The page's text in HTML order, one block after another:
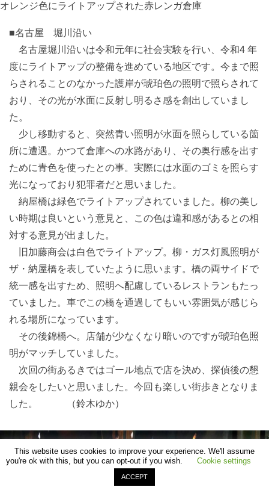
オレンジ色にライトアップされた赤レンガ倉庫
■名古屋 堀川沿い
名古屋堀川沿いは令和元年に社会実験を行い、令和4 年
度にライトアップの整備を進めている地区です。今まで照
らされることのなかった護岸が琥珀色の照明で照らされて
おり、その光が水面に反射し明るさ感を創出していまし
た。
少し移動すると、突然青い照明が水面を照らしている箇
所に遭遇。かつて倉庫への水路があり、その奥行感を出す
ために青色を使ったとの事。実際には水面のゴミを照らす
光になっており犯罪者だと思いました。
納屋橋は緑色でライトアップされていました。柳の美し
い時期は良いという意見と、この色は違和感があるとの相
対する意見が出ました。
旧加藤商会は白色でライトアップ。柳・ガス灯風照明が
ザ・納屋橋を表していたように思います。橋の両サイドで
統一感を出すため、照明へ配慮しているレストランもたっ
ていました。車でこの橋を通過してもいい雰囲気が感じら
れる場所になっています。
その後錦橋へ。店舗が少なくなり暗いのですが琥珀色照
明がマッチしていました。
次回の街あるきではゴール地点で店を決め、探偵後の懇
親会をしたいと思いました。今回も楽しい街歩きとなりま
した。 （鈴木ゆか）
This website uses cookies to improve your experience. We'll assume
you're ok with this, but you can opt-out if you wish.
Cookie settings
ACCEPT